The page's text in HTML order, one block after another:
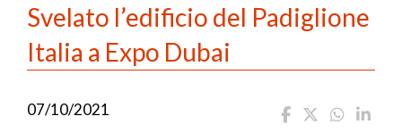
Svelato l’edificio del Padiglione
Italia a Expo Dubai
07/10/2021